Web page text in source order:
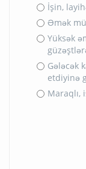
İşin,
Əmək
Yüksək
Gələcək
etdiyinə
Maraqlı,